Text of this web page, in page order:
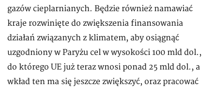
gazów cieplarnianych. Będzie również namawiać
kraje rozwinięte do zwiększenia finansowania
działań związanych z klimatem, aby osiągnąć
uzgodniony w Paryżu cel w wysokości 100 mld dol.,
do którego UE już teraz wnosi ponad 25 mld dol., a
wkład ten ma się jeszcze zwiększyć, oraz pracować